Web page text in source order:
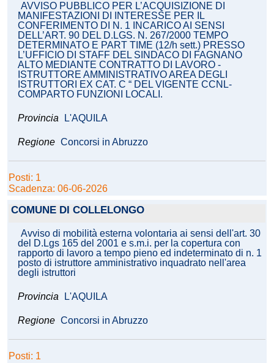
AVVISO PUBBLICO PER L’ACQUISIZIONE DI
MANIFESTAZIONI DI INTERESSE PER IL
CONFERIMENTO DI N. 1 INCARICO AI SENSI
DELL’ART. 90 DEL D.LGS. N. 267/2000 TEMPO
DETERMINATO E PART TIME (12/h sett.) PRESSO
L’UFFICIO DI STAFF DEL SINDACO DI FAGNANO
ALTO MEDIANTE CONTRATTO DI LAVORO -
ISTRUTTORE AMMINISTRATIVO AREA DEGLI
ISTRUTTORI EX CAT. C “ DEL VIGENTE CCNL-
COMPARTO FUNZIONI LOCALI.
Provincia L'AQUILA
Regione Concorsi in Abruzzo
Posti: 1
Scadenza: 06-06-2026
COMUNE DI COLLELONGO
Avviso di mobilità esterna volontaria ai sensi dell'art. 30
del D.Lgs 165 del 2001 e s.m.i. per la copertura con
rapporto di lavoro a tempo pieno ed indeterminato di n. 1
posto di istruttore amministrativo inquadrato nell'area
degli istruttori
Provincia L'AQUILA
Regione Concorsi in Abruzzo
Posti: 1